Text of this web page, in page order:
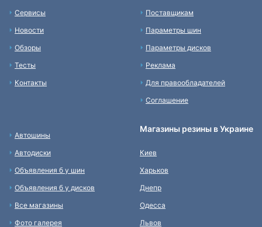
Сервисы
Новости
Обзоры
Тесты
Контакты
Поставщикам
Параметры шин
Параметры дисков
Реклама
Для правообладателей
Соглашение
Автошины
Автодиски
Объявления б у шин
Объявления б у дисков
Все магазины
Фото галерея
Магазины резины в Украине
Киев
Харьков
Днепр
Одесса
Львов